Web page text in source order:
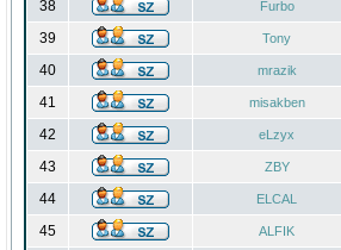
38 Furbo
39 Tony
40 mrazik
41 misakben
42 eLzyx
43 ZBY
44 ELCAL
45 ALFIK